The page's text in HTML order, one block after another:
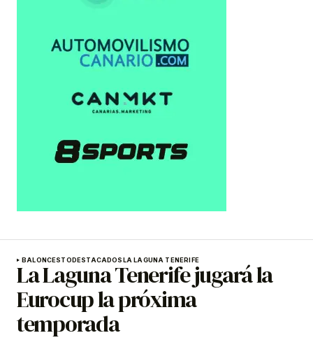
BALONCESTODESTACADOSLA LAGUNA TENERIFE
La Laguna Tenerife jugará la
Eurocup la próxima
temporada